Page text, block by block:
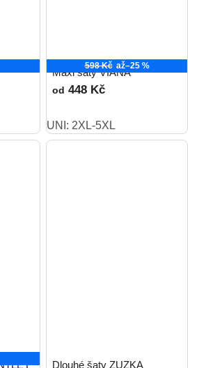
598 Kč až–25 %
Maxi šaty VIANA
od 448 Kč
UNI: 2XL-5XL
Dlouhé šaty ZUZKA